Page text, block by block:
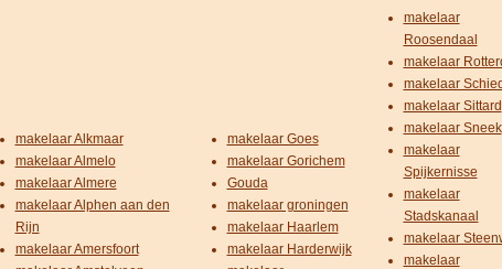
makelaar Alkmaar
makelaar Almelo
makelaar Almere
makelaar Alphen aan den
Rijn
makelaar Amersfoort
makelaar Goes
makelaar Gorichem
Gouda
makelaar groningen
makelaar Haarlem
makelaar Harderwijk
makelaar
Roosendaal
makelaar
makelaar
makelaar Sittard
makelaar Sneek
makelaar
Spijkernisse
makelaar
Stadskanaal
makelaar
makelaar